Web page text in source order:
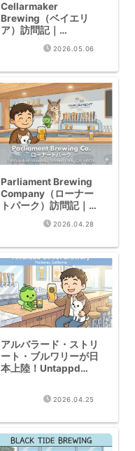
Cellarmaker
Brewing（ベイエリ
ア）訪問記｜
WBC2026金賞・ホッ
2026.05.06
Parliament Brewing
Company（ローナー
トパーク）訪問記｜フ
クロウ集うナノブルワ
2026.04.28
アルバラード・ストリ
ート・ブルワリーが日
本上陸！Untappd
｜ナガノトレーディン
2026.04.25